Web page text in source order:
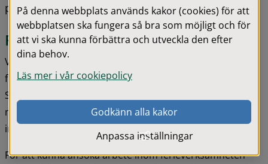
på sommaren.
Ferieverksamheten
Varje sommar har du som är ung möjlighet att söka ett
feriearbete i någon av Gislaved kommuns verksamheter.
Syftet med feriearbete är att ge de som är unga
möjlighet att få arbetslivserfarenheter och referenser
inför kommande arbetsliv.
För att kunna ansöka arbete inom ferieverksamheten
På denna webbplats används kakor (cookies) för att
webbplatsen ska fungera så bra som möjligt och för
att vi ska kunna förbättra och utveckla den efter
dina behov.
Läs mer i vår cookiepolicy
Godkänn alla kakor
Anpassa inställningar